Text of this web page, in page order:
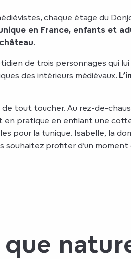
chaque étage du
en France, enfants et
.
de trois personnages qui
des intérieurs médiévaux.
tout toucher. Au rez-de-
pratique en enfilant une
pour la tunique. Isabelle, la
souhaitez profiter d’un